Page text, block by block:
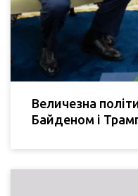
Величезна
Байденом і